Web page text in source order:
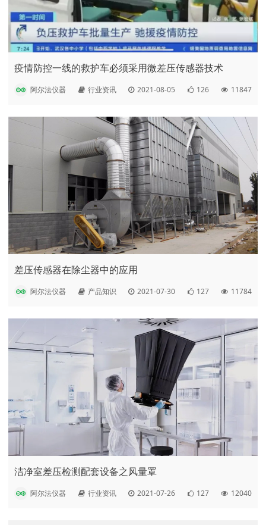
疫情防控一线的救护车必须采用微差压传感器技术
阿尔法仪器 行业资讯 2021-08-05 126 11847
差压传感器在除尘器中的应用
阿尔法仪器 产品知识 2021-07-30 127 11784
洁净室差压检测配套设备之风量罩
阿尔法仪器 行业资讯 2021-07-26 127 12040